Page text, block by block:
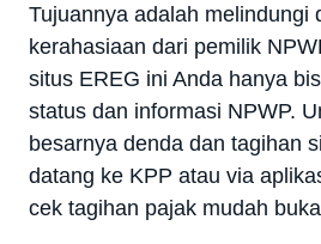
Tujuannya adalah melindungi
kerahasiaan dari pemilik
situs EREG ini Anda hanya
status dan informasi NPWP.
besarnya denda dan tagihan
datang ke KPP atau via
cek tagihan pajak mudah